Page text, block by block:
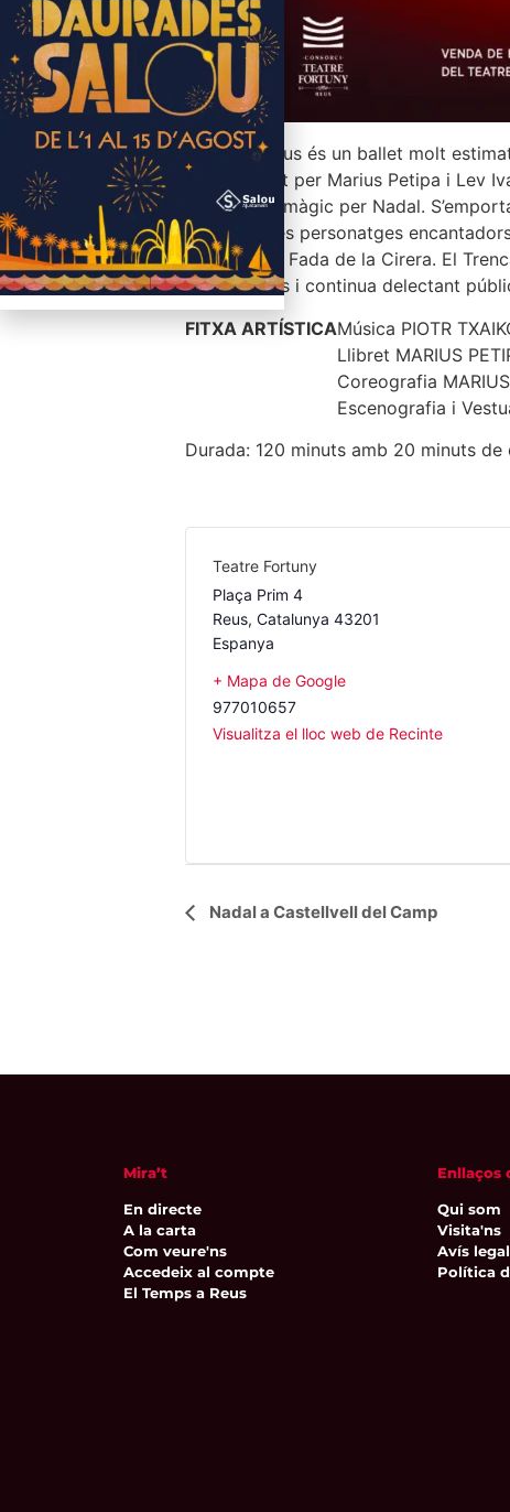
El Trencanous és un ballet molt
coreografiat per Marius Petipa i Lev
trencanous màgic per Nadal.
cirera i altres personatges
Dansa de la Fada de la Cirera. El
nadalenques i continua delectant
FITXA ARTÍSTICAMúsica PIOTR
Llibret MARIUS
Coreografia
Escenografia i
Durada: 120 minuts amb 20 minuts de
Teatre Fortuny
Plaça Prim 4
Reus, Catalunya 43201
Espanya
+ Mapa de Google
977010657
Visualitza el lloc web de Recinte
Navegació
Nadal a Castellvell del Camp
Mira’t
En directe
A la carta
Com veure'ns
Accedeix al compte
El Temps a Reus
Enllaços
Qui som
Visita'ns
Avís
Política